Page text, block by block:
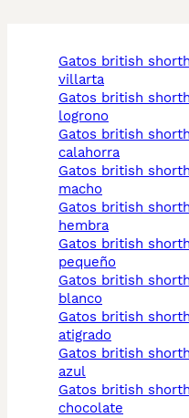
gatos british shorthair
villarta
gatos british shorthair
logrono
gatos british shorthair
calahorra
gatos british shorthair
macho
gatos british shorthair
hembra
gatos british shorthair
pequeño
gatos british shorthair
blanco
gatos british shorthair
atigrado
gatos british shorthair
azul
gatos british shorthair
chocolate